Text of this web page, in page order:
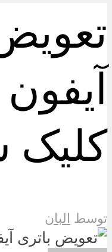
آیفون
کلیک
توسط البان